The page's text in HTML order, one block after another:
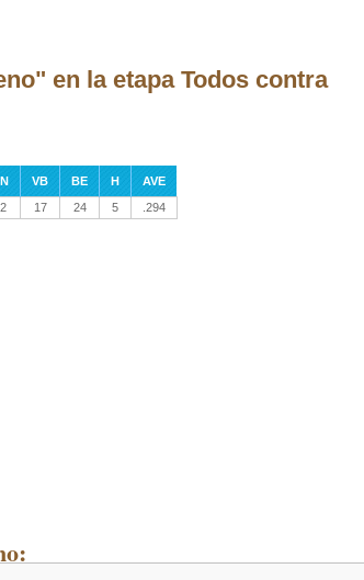
en la etapa Todos contra
VB BE H
AVE
17 24 5 .294